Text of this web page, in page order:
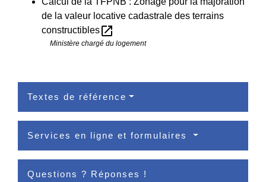
de la valeur locative cadastrale des terrains
constructiblesopen_in_new
Ministère chargé du logement
Textes de référence
Services en ligne et formulaires
Questions ? Réponses !